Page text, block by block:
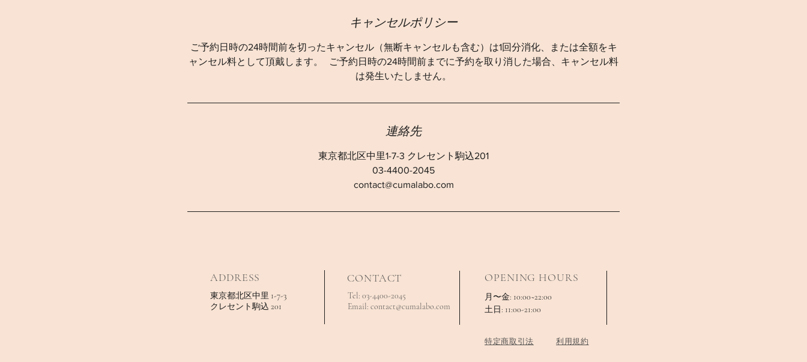
キャンセルポリシー
ご予約日時の24時間前を切ったキャンセル（無断キャンセルも含む）は1回分消化、または全額をキ
ャンセル料として頂戴します。 ご予約日時の24時間前までに予約を取り消した場合、キャンセル料
連絡先
東京都北区中里1-7-3 クレセント駒込201
03-4400-2045
contact@cumalabo.com
ADDRESS
東京都北区中里 1-7-3
クレセント駒込 201
CONTACT
Tel: 03-4400-2045
Email: contact@cumalabo.com
OPENING HOURS
月〜金: 10:00~22:00
土日: 11:00-21:00
特定商取引法 ​利用規約